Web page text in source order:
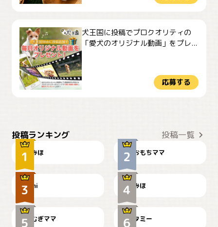
犬王国に投稿でプロクオリティの
「愛犬のオリジナル動画」をプレ...
応募する
投稿ランキング 投稿一覧
みほ おもちママ
可愛い？
mi
見てるぞぉ
みほ
🌻とむぎ！
むぎママ
ドーベルマンのお友達邸に
て
タミー